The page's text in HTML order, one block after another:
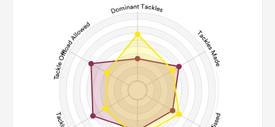
Carries
Kicks
Post Contact Meters